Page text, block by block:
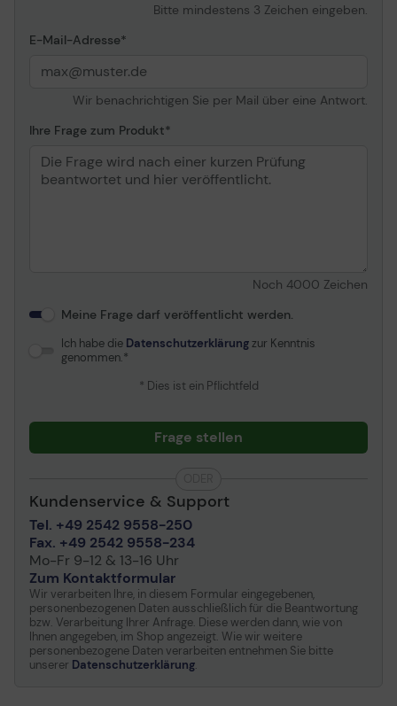
Bitte mindestens 3 Zeichen eingeben.
E-Mail-Adresse
Wir benachrichtigen Sie per Mail über eine Antwort.
Ihre Frage zum Produkt
Noch 4000 Zeichen
Meine Frage darf veröffentlicht werden.
Ich habe die Datenschutzerklärungzur Kenntnis
genommen.
* Dies ist ein Pflichtfeld
Frage stellen
Kundenservice & Support
Tel. +49 2542 9558-250
Fax. +49 2542 9558-234
Mo-Fr 9-12 & 13-16 Uhr
Zum Kontaktformular
Wir verarbeiten Ihre, in diesem Formular eingegebenen,
personenbezogenen Daten ausschließlich für die Beantwortung
bzw. Verarbeitung Ihrer Anfrage. Diese werden dann, wie von
Ihnen angegeben, im Shop angezeigt. Wie wir weitere
personenbezogene Daten verarbeiten entnehmen Sie bitte
unserer Datenschutzerklärung.